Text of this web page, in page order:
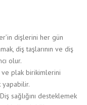
dişlerini her gün
diş taşlarının ve diş
olur.
ve plak birikimlerini
sağlığını desteklemek